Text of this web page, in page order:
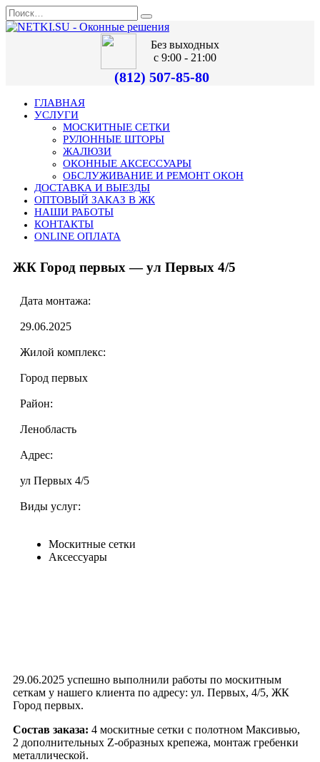
Без выходных
с 9:00 - 21:00
(812) 507-85-80
ГЛАВНАЯ
УСЛУГИ
МОСКИТНЫЕ СЕТКИ
РУЛОННЫЕ ШТОРЫ
ЖАЛЮЗИ
ОКОННЫЕ АКСЕССУАРЫ
ОБСЛУЖИВАНИЕ И РЕМОНТ ОКОН
ДОСТАВКА И ВЫЕЗДЫ
ОПТОВЫЙ ЗАКАЗ В ЖК
НАШИ РАБОТЫ
КОНТАКТЫ
ONLINE ОПЛАТА
ЖК Город первых — ул Первых 4/5
Дата монтажа:
29.06.2025
Жилой комплекс:
Город первых
Район:
Ленобласть
Адрес:
ул Первых 4/5
Виды услуг:
Москитные сетки
Аксессуары
29.06.2025 успешно выполнили работы по москитным
сеткам у нашего клиента по адресу: ул. Первых, 4/5, ЖК
Город первых.
Состав заказа: 4 москитные сетки с полотном Максивью,
2 дополнительных Z-образных крепежа, монтаж гребенки
металлической.